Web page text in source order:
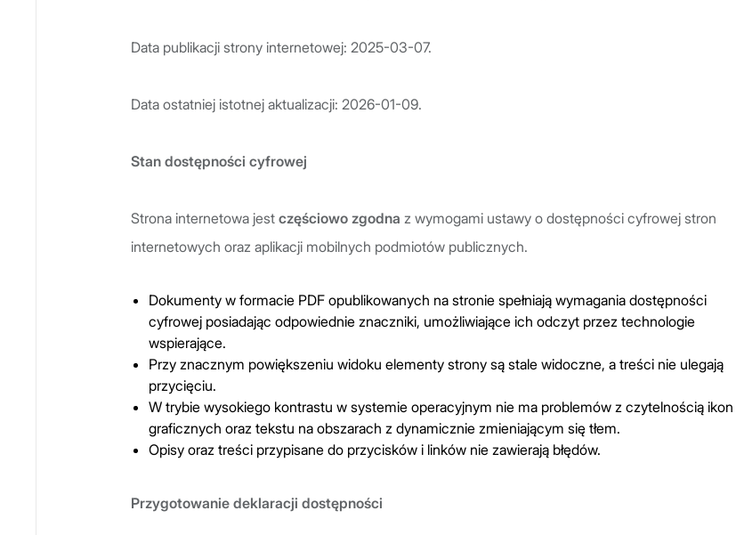
Data publikacji strony internetowej: 2025-03-07.
Data ostatniej istotnej aktualizacji: 2026-01-09.
Stan dostępności cyfrowej
Strona internetowa jest częściowo zgodna z wymogami ustawy o dostępności cyfrowej stron
internetowych oraz aplikacji mobilnych podmiotów publicznych.
Dokumenty w formacie PDF opublikowanych na stronie spełniają wymagania dostępności
cyfrowej posiadając odpowiednie znaczniki, umożliwiające ich odczyt przez technologie
wspierające.
Przy znacznym powiększeniu widoku elementy strony są stale widoczne, a treści nie ulegają
przycięciu.
W trybie wysokiego kontrastu w systemie operacyjnym nie ma problemów z czytelnością ikon
graficznych oraz tekstu na obszarach z dynamicznie zmieniającym się tłem.
Opisy oraz treści przypisane do przycisków i linków nie zawierają błędów.
Przygotowanie deklaracji dostępności